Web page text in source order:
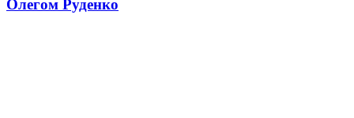
Олегом Руденко